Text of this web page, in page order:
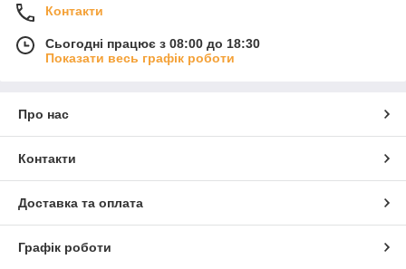
Контакти
Сьогодні працює з 08:00 до 18:30
Показати весь графік роботи
Про нас
Контакти
Доставка та оплата
Графік роботи